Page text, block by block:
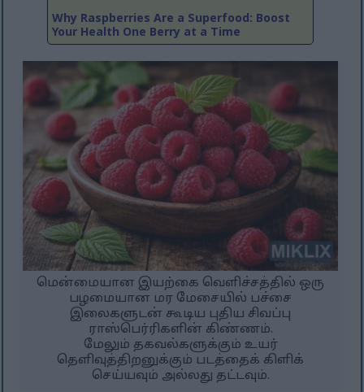
Why Raspberries Are a Superfood: Boost
Your Health One Berry at a Time
மென்மையான இயற்கை வெளிச்சத்தில் ஒரு
பழமையான மர மேசையில் பச்சை
இலைகளுடன் கூடிய புதிய சிவப்பு
ராஸ்பெர்ரிகளின் கிண்ணம்.
மேலும் தகவல்களுக்கும் உயர்
தெளிவுத்திறனுக்கும் படத்தைக் கிளிக்
செய்யவும் அல்லது தட்டவும்.